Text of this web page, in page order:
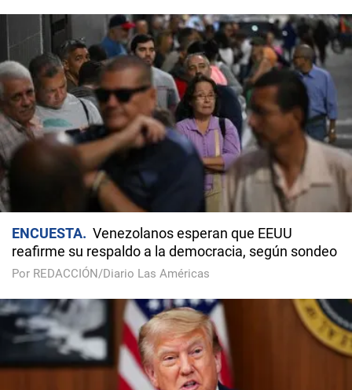
ENCUESTA
Venezolanos esperan que EEUU
reafirme su respaldo a la democracia, según sondeo
Por REDACCIÓN/Diario Las Américas